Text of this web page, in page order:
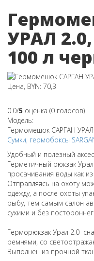
УРАЛ
100 л
Цена, BYN: 70,3
0.0/5 оценка (0 голосов)
Модель:
Гермомешок САРГАН
Сумки, гермобоксы
Удобный и полезный
Герметичный рюкзак
просачивания воды как
Отправляясь на охоту
одежду, а после охоты
рыбу, тем самым салон
сухими и без
Герморюкзак Урал 2.0
ремнями, со
Выполнен из прочной